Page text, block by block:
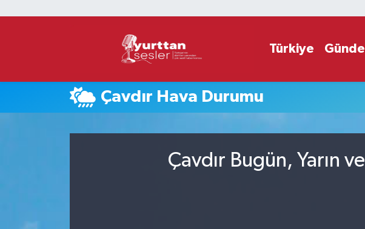
Türkiye
Çavdır Hava Durumu
Çavdır Bugün, Yarın
Süper Lig Puan Durumu ve Fikstür
Son Dakika Haberleri
Haber Arşivi